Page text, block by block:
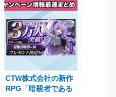
2が「ベヒ猫」とコラ
ボ開催中！最大150回
分ガチャ無料のチャン
ス
CTW株式会社の新作
RPG「暗殺者である